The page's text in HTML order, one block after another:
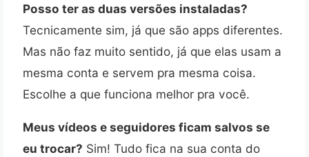
Posso ter as duas versões instaladas?
Tecnicamente sim, já que são apps diferentes.
Mas não faz muito sentido, já que elas usam a
mesma conta e servem pra mesma coisa.
Escolhe a que funciona melhor pra você.
Meus vídeos e seguidores ficam salvos se
eu trocar? Sim! Tudo fica na sua conta do